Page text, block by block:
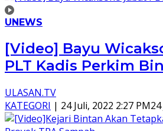
UNEWS
[Video] Bayu
PLT Kadis Perkim
ULASAN.TV
KATEGORI | 24 Juli, 2022 2:27 PM